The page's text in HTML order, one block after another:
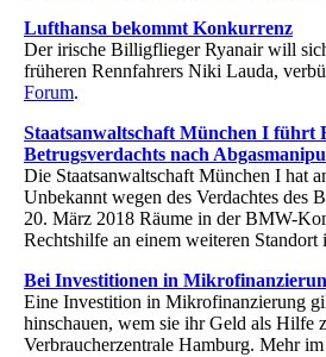
Lufthansa bekommt Konkurrenz
Der irische Billigflieger Ryanair will
früheren Rennfahrers Niki Lauda,
Forum.
Staatsanwaltschaft München I führt
Betrugsverdachts nach
Die Staatsanwaltschaft München I hat
Unbekannt wegen des Verdachtes des
20. März 2018 Räume in der BMW-
Rechtshilfe an einem weiteren
Bei Investitionen in
Eine Investition in Mikrofinanzierung
hinschauen, wem sie ihr Geld als Hilfe
Verbraucherzentrale Hamburg. Mehr im